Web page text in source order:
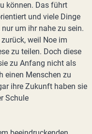
können. Das führt
und viele Dinge
um ihr nahe zu sein.
weil Noe im
zu teilen. Doch diese
zu Anfang nicht als
einen Menschen zu
ihre Zukunft haben sie
Schule